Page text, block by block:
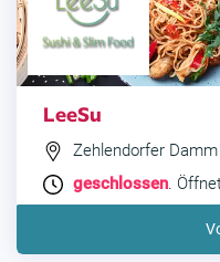
LeeSu
Zehlendorfer
geschlossen.